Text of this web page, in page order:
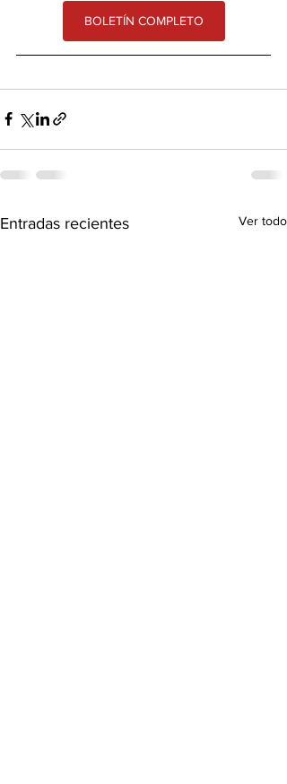
BOLETÍN COMPLETO
Entradas recientes Ver todo